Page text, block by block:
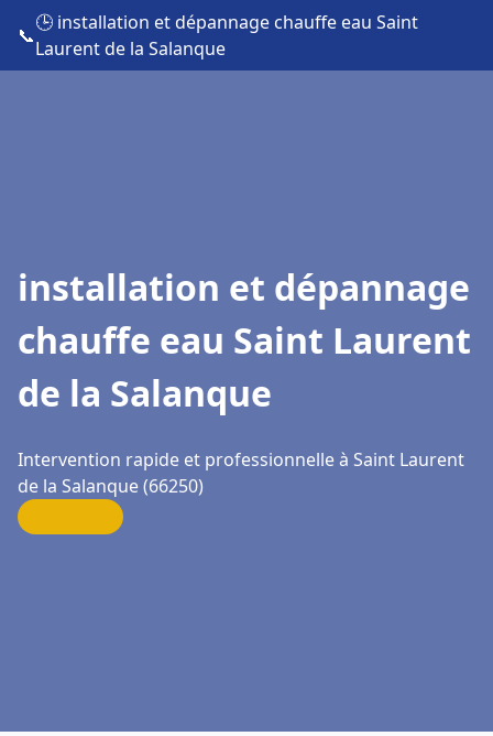
📞
🕒 installation et dépannage chauffe eau Saint
Laurent de la Salanque
installation et dépannage
chauffe eau Saint Laurent
de la Salanque
Intervention rapide et professionnelle à Saint Laurent
de la Salanque (66250)